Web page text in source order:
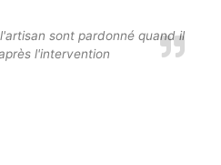
sont pardonné quand il
l'intervention